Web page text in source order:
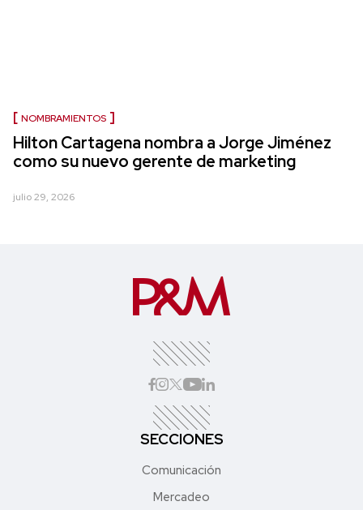
NOMBRAMIENTOS
Hilton Cartagena nombra a Jorge Jiménez
como su nuevo gerente de marketing
julio 29, 2026
SECCIONES
Comunicación
Mercadeo